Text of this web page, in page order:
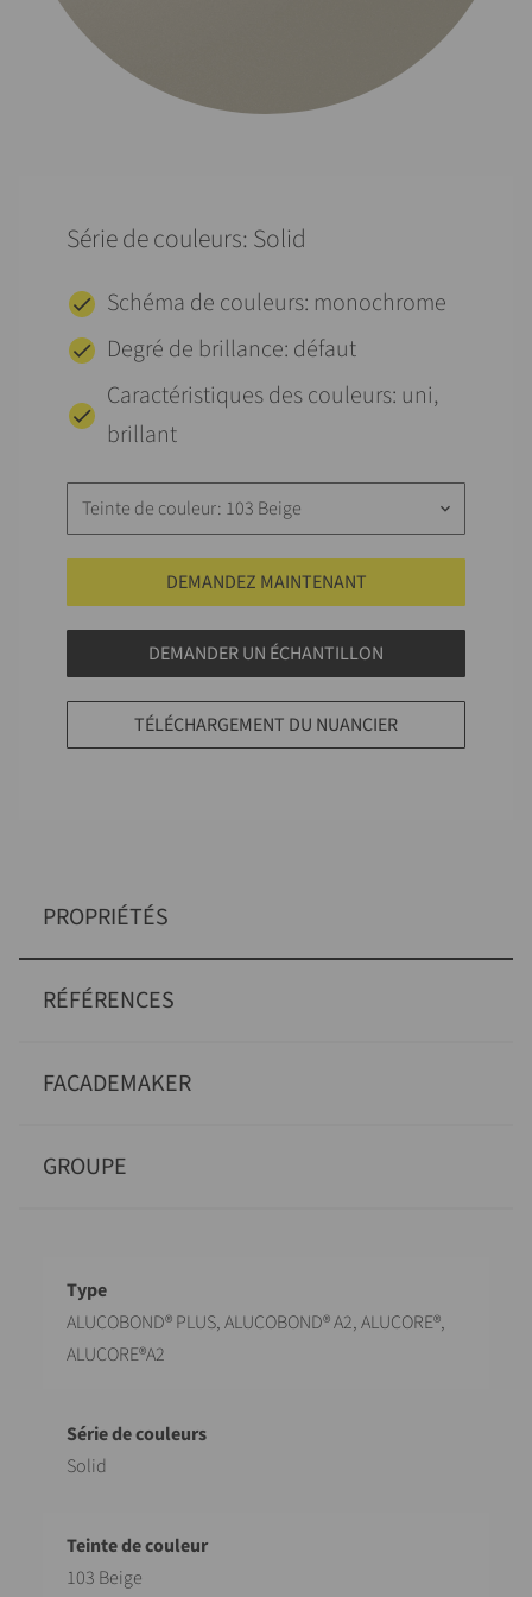
Série de couleurs: Solid
Schéma de couleurs: monochrome
Degré de brillance: défaut
Caractéristiques des couleurs: uni,
brillant
Teinte de couleur: 103 Beige keyboard_arrow_down
DEMANDEZ MAINTENANT
DEMANDER UN ÉCHANTILLON
TÉLÉCHARGEMENT DU NUANCIER
PROPRIÉTÉS
RÉFÉRENCES
FACADEMAKER
GROUPE
Désignation
ALUCOBOND® PLUS, ALUCOBOND® A2, ALUCORE®,
ALUCORE®A2
Solid
103 Beige